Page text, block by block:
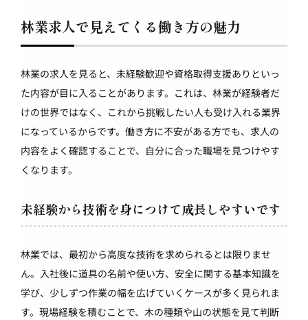
林業求人で見えてくる働き方の魅力
林業の求人を見ると、未経験歓迎や資格取得支援ありといっ
た内容が目に入ることがあります。これは、林業が経験者だ
けの世界ではなく、これから挑戦したい人も受け入れる業界
になっているからです。働き方に不安がある方でも、求人の
内容をよく確認することで、自分に合った職場を見つけやす
くなります。
未経験から技術を身につけて成長しやすいです
林業では、最初から高度な技術を求められるとは限りませ
ん。入社後に道具の名前や使い方、安全に関する基本知識を
学び、少しずつ作業の幅を広げていくケースが多く見られま
す。現場経験を積むことで、木の種類や山の状態を見て判断